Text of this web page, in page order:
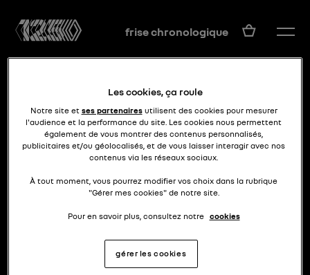
frise chronologique FR
CLIO MAXI KIT CAR
Les cookies, ça roule
Notre site et ses partenairesutilisent des cookies pour mesurer
l'audience et la performance du site. Les cookies nous permettent
également de vous montrer des contenus personnalisés,
publicitaires et/ou géolocalisés, et de vous laisser interagir avec nos
contenus via les réseaux sociaux.
À tout moment, vous pourrez modifier vos choix dans la rubrique
"Gérer mes cookies" de notre site.
Pour en savoir plus, consultez notre cookies
gérer les cookies